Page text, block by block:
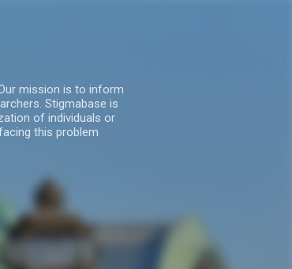
mission is to inform
Stigmabase is
of individuals or
this problem